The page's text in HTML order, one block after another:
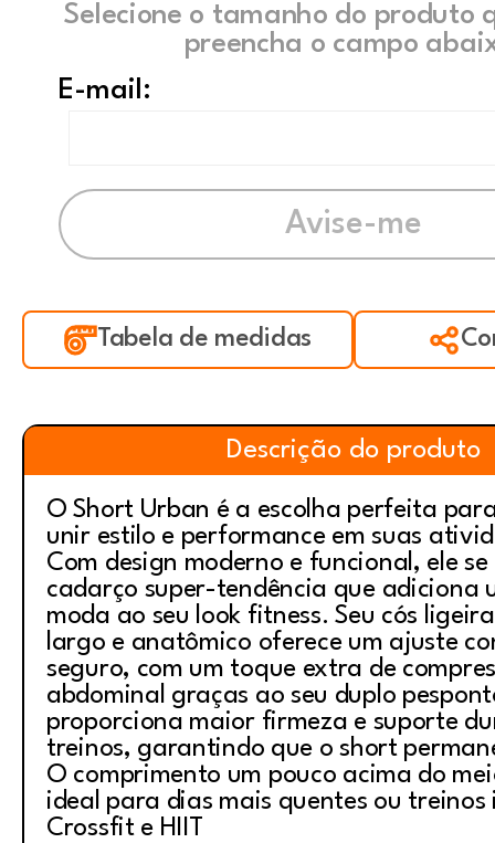
Selecione o tamanho do produto
preencha o campo
E-mail:
Tabela de medidas
Descrição do produto
O Short Urban é a escolha perfeita
unir estilo e performance em suas
Com design moderno e funcional, ele
cadarço super-tendência que adiciona
moda ao seu look fitness. Seu cós
largo e anatômico oferece um ajuste
seguro, com um toque extra de
abdominal graças ao seu duplo
proporciona maior firmeza e suporte
treinos, garantindo que o short
O comprimento um pouco acima do
ideal para dias mais quentes ou treinos
Crossfit e HIIT